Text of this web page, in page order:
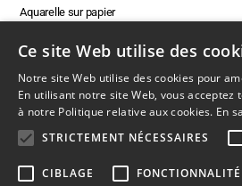
Aquarelle sur papier
RÉSERVER CETTE OEUVRE
Ce site Web utilise des
Notre site Web utilise des cookies pour
En utilisant notre site Web, vous
à notre Politique relative aux cookies. En
STRICTEMENT NÉCESSAIRES
CIBLAGE FONCTIONNALITÉ